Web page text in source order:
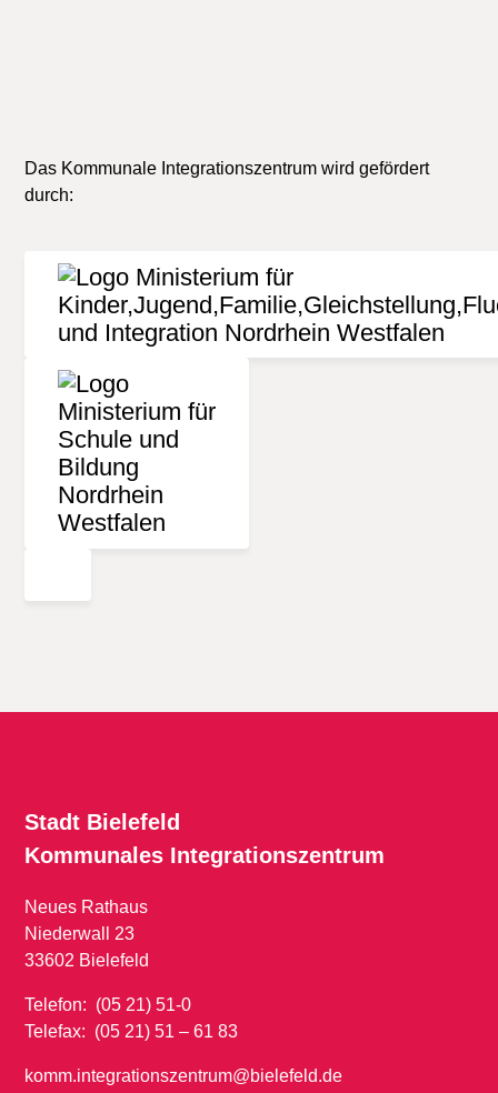
Das Kommunale Integrationszentrum wird gefördert
durch:
Stadt Bielefeld
Kommunales Integrationszentrum
Neues Rathaus
Niederwall 23
33602 Bielefeld
Telefon: (05 21) 51-0
Telefax: (05 21) 51 – 61 83
komm.integrationszentrum@bielefeld.de